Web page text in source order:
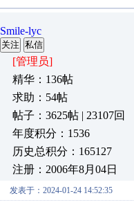
Smile-lyc
关注 私信
[管理员]
精华：136帖
求助：54帖
帖子：3625帖 | 23107回
年度积分：1536
历史总积分：165127
注册：2006年8月04日
发表于：2024-01-24 14:52:35